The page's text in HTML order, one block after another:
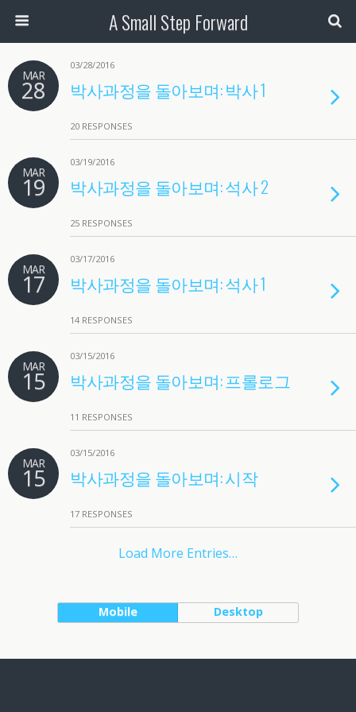
A Small Step Forward
MAR
28
03/28/2016
박사과정을 돌아보며: 박사 1
20 RESPONSES
MAR
19
03/19/2016
박사과정을 돌아보며: 석사 2
25 RESPONSES
MAR
17
03/17/2016
박사과정을 돌아보며: 석사 1
14 RESPONSES
MAR
15
03/15/2016
박사과정을 돌아보며: 프롤로그
11 RESPONSES
MAR
15
03/15/2016
박사과정을 돌아보며: 시작
17 RESPONSES
Load More Entries…
Mobile Desktop